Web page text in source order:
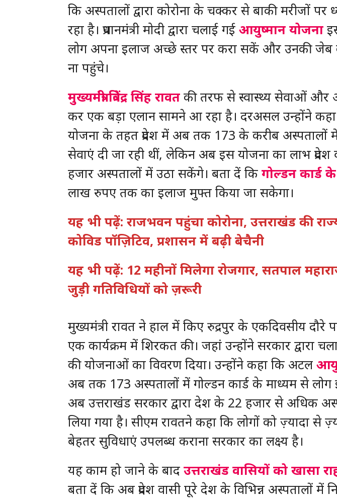
कि अस्पतालों द्वारा कोरोना के चक्कर से बाकी मरीजों पर
रहा है। प्रधानमंत्री मोदी द्वारा चलाई गई आयुष्मान योजना
लोग अपना इलाज अच्छे स्तर पर करा सकें और उनकी जेब
ना पहुंचे।
मुख्यमंत्री त्रिवेंद्र सिंह रावत की तरफ से स्वास्थ्य सेवाओं और
कर एक बड़ा एलान सामने आ रहा है। दरअसल उन्होंने
योजना के तहत प्रदेश में अब तक 173 के करीब अस्पतालों
सेवाएं दी जा रही थीं, लेकिन अब इस योजना का लाभ
हजार अस्पतालों में उठा सकेंगे। बता दें कि गोल्डन कार्ड
लाख रुपए तक का इलाज मुफ्त किया जा सकेगा।
यह भी पढ़ें: राजभवन पहुंचा कोरोना, उत्तराखंड की
कोविड पॉज़िटिव, प्रशासन में बढ़ी बेचैनी
यह भी पढ़ें: 12 महीनों मिलेगा रोजगार, सतपाल
जुड़ी गतिविधियों को ज़रूरी
मुख्यमंत्री रावत ने हाल में किए रुद्रपुर के एकदिवसीय दौरे
एक कार्यक्रम में शिरकत की। जहां उन्होंने सरकार द्वारा
की योजनाओं का विवरण दिया। उन्होंने कहा कि अटल
अब तक 173 अस्पतालों में गोल्डन कार्ड के माध्यम से
अब उत्तराखंड सरकार द्वारा देश के 22 हजार से अधिक
लिया गया है। सीएम रावतने कहा कि लोगों को ज़्यादा से
बेहतर सुविधाएं उपलब्ध कराना सरकार का लक्ष्य है।
यह काम हो जाने के बाद उत्तराखंड वासियों को खासा
बता दें कि अब प्रदेश वासी पूरे देश के विभिन्न अस्पतालों में